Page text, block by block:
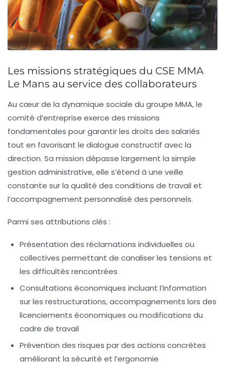
Les missions stratégiques du CSE MMA
Le Mans au service des collaborateurs
Au cœur de la dynamique sociale du groupe MMA, le
comité d’entreprise exerce des missions
fondamentales pour garantir les droits des salariés
tout en favorisant le dialogue constructif avec la
direction. Sa mission dépasse largement la simple
gestion administrative, elle s’étend à une veille
constante sur la qualité des conditions de travail et
l’accompagnement personnalisé des personnels.
Parmi ses attributions clés :
Présentation des réclamations individuelles ou
collectives permettant de canaliser les tensions et
les difficultés rencontrées
Consultations économiques incluant l’information
sur les restructurations, accompagnements lors des
licenciements économiques ou modifications du
cadre de travail
Prévention des risques par des actions concrètes
améliorant la sécurité et l’ergonomie